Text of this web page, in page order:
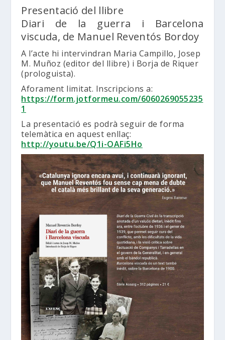
Presentació del llibre
Diari de la guerra i Barcelona
viscuda, de Manuel Reventós Bordoy
A l’acte hi intervindran Maria Campillo, Josep
M. Muñoz (editor del llibre) i Borja de Riquer
(prologuista).
Aforament limitat. Inscripcions a:
https://form.jotformeu.com/6060269055235
1
La presentació es podrà seguir de forma
telemàtica en aquest enllaç:
http://youtu.be/Q1i-OAFi5Ho